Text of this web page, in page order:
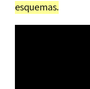
esquemas.